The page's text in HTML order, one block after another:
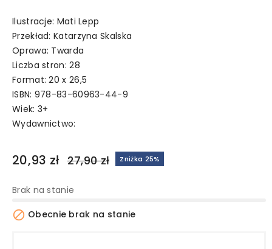
Ilustracje: Mati Lepp
Przekład: Katarzyna Skalska
Oprawa: Twarda
Liczba stron: 28
Format: 20 x 26,5
ISBN: 978-83-60963-44-9
Wiek: 3+
Wydawnictwo:
20,93 zł 27,90 zł Zniżka 25%
Brak na stanie
 Obecnie brak na stanie